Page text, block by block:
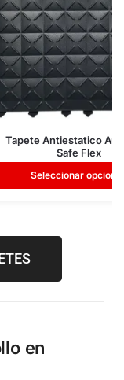
Tapete Antiestatico
Safe Flex
Seleccionar
en